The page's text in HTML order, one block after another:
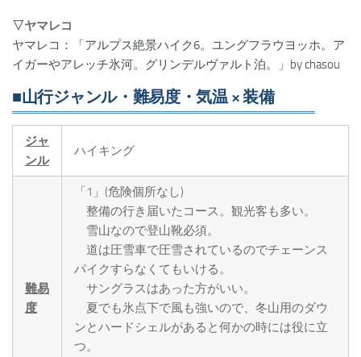
▽ヤマレコ
ヤマレコ：「アルプス絶景ハイク6。ユングフラウヨッホ。ア
イガーやアレッチ氷河。グリンデルヴァルト泊。」by chasou
■山行ジャンル・難易度・気温 × 装備
ジャ
ンル
ハイキング
難易
度
「1」(危険個所なし)
整備の行き届いたコース。観光客も多い。
雪山なので登山靴必須。
道は圧雪車で圧雪されているのでチェーンス
パイクすらなくてもいける。
サングラスはあった方がいい。
夏でも氷点下で風も強いので、冬山用のダウ
ンとハードシェルがあると何かの時には役に立
つ。